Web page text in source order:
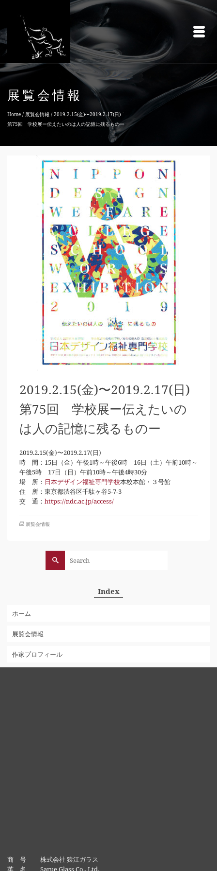
展覧会情報
Home / 展覧会情報 / 2019.2.15(金)〜2019.2.17(日)
第75回 学校展ー伝えたいのは人の記憶に残るものー
2019.2.15(金)〜2019.2.17(日)
第75回 学校展ー伝えたいの
は人の記憶に残るものー
2019.2.15(金)〜2019.2.17(日)
時 間：15日（金）午後1時～午後6時 16日（土）午前10時～
午後5時 17日（日）午前10時～午後4時30分
場 所： 日本デザイン福祉専門学校本校本館・３号館
住 所：東京都渋谷区千駄ヶ谷5-7-3
交 通： https://ndc.ac.jp/access/
展覧会情報
Search
for:
Index
ホーム
展覧会情報
作家プロフィール
商 号 株式会社 猿江ガラス
英 名 Sarue Glass Co., Ltd.